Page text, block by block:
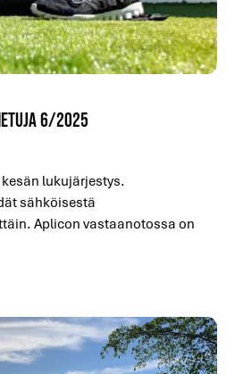
6/2025
lukujärjestys.
sähköisestä
Aplicon vastaanotossa on